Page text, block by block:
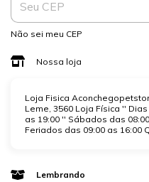
Não sei meu CEP
Nossa loja
Loja Fisica
Leme, 3560 Loja Física ''
as 19:00 '' Sábados das
Feriados das 09:00 as 16:00
Lembrando